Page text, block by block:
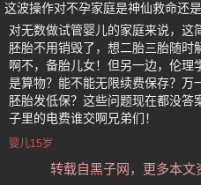
这波操作对不孕家庭是神仙救命还
对无数做试管婴儿的家庭来说，这
胚胎不用销毁了，想二胎三胎随时
啊不，备胎儿女！但另一边，伦理
是算物？能不能无限续费保存？万
胚胎发低保？这些问题现在都没答
子里的电费谁交啊兄弟们！
婴儿15岁
转载自黑子网，更多本